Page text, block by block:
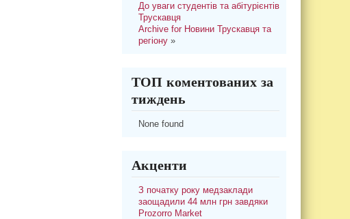
До уваги студентів та абітурієнтів
Трускавця
Archive for Новини Трускавця та
регіону»
ТОП коментованих за
тиждень
None found
Акценти
З початку року медзаклади
заощадили 44 млн грн завдяки
Prozorro Market